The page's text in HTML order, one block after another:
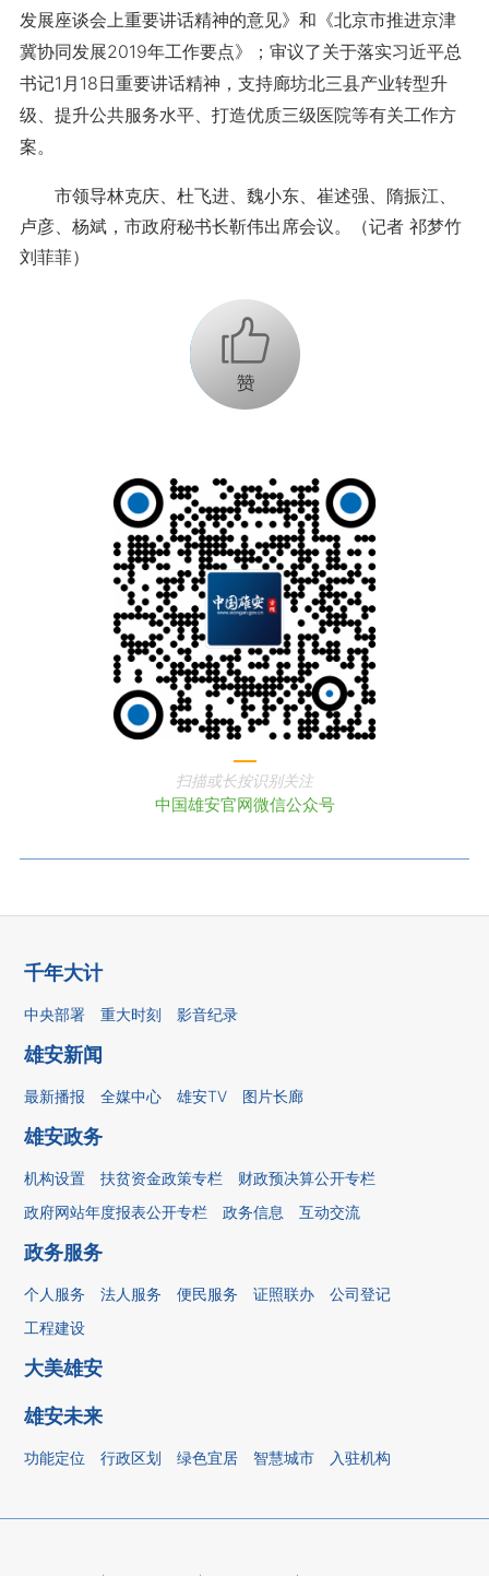
发展座谈会上重要讲话精神的意见》和《北京市推进京津
冀协同发展2019年工作要点》；审议了关于落实习近平总
书记1月18日重要讲话精神，支持廊坊北三县产业转型升
级、提升公共服务水平、打造优质三级医院等有关工作方
案。
市领导林克庆、杜飞进、魏小东、崔述强、隋振江、
卢彦、杨斌，市政府秘书长靳伟出席会议。（记者 祁梦竹
刘菲菲）
+1
扫描或长按识别关注
中国雄安官网微信公众号
千年大计
中央部署 重大时刻 影音纪录
雄安新闻
最新播报 全媒中心 雄安TV 图片长廊
雄安政务
机构设置 扶贫资金政策专栏
财政预决算公开专栏
政府网站年度报表公开专栏
政务信息 互动交流
政务服务
个人服务 法人服务 便民服务 证照联办
公司登记
工程建设
大美雄安
雄安未来
功能定位 行政区划 绿色宜居 智慧城市 入驻机构